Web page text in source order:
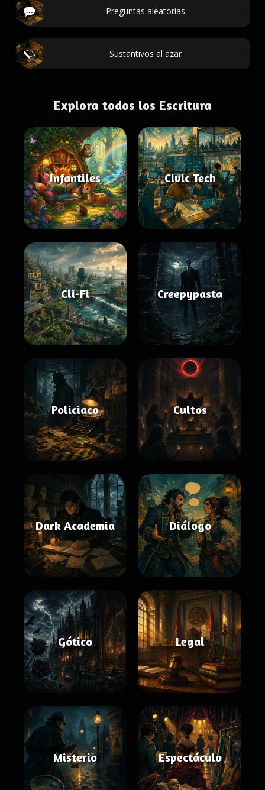
Preguntas aleatorias
Sustantivos al azar
Explora todos los Escritura
Infantiles Civic Tech
Cli-Fi Creepypasta
Policiaco Cultos
Dark Academia Diálogo
Gótico Legal
Misterio Espectáculo